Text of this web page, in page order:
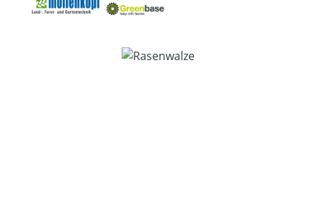
Bildergalerie überspringen